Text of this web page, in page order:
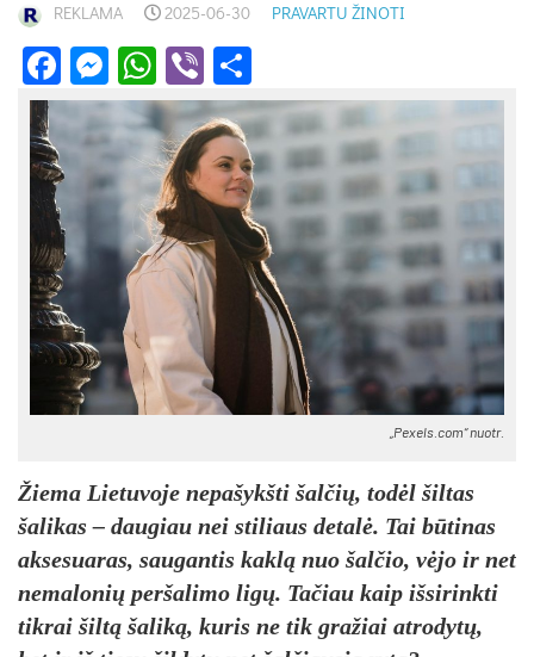
REKLAMA 2025-06-30 PRAVARTU ŽINOTI
Facebook
Messenger
WhatsApp
Viber
„Pexels.com“ nuotr.
Žiema Lietuvoje nepašykšti šalčių, todėl šiltas
šalikas – daugiau nei stiliaus detalė. Tai būtinas
aksesuaras, saugantis kaklą nuo šalčio, vėjo ir net
nemalonių peršalimo ligų. Tačiau kaip išsirinkti
tikrai šiltą šaliką, kuris ne tik gražiai atrodytų,